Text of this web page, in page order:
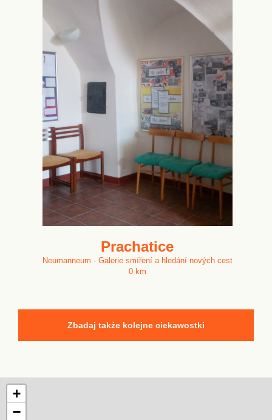
Prachatice
Neumanneum - Galerie smíření a hledání nových cest
0 km
Zbadaj także kolejne ciekawostki
+
−